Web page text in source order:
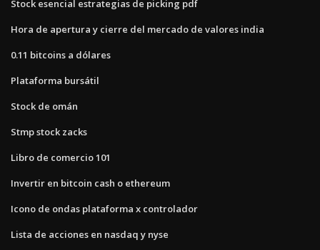
Stock esencial estrategias de picking pdf
Hora de apertura y cierre del mercado de valores india
0.11 bitcoins a dólares
Plataforma bursátil
Stock de omán
Stmp stock zacks
Libro de comercio 101
Invertir en bitcoin cash o ethereum
Icono de ondas plataforma x controlador
Lista de acciones en nasdaq y nyse